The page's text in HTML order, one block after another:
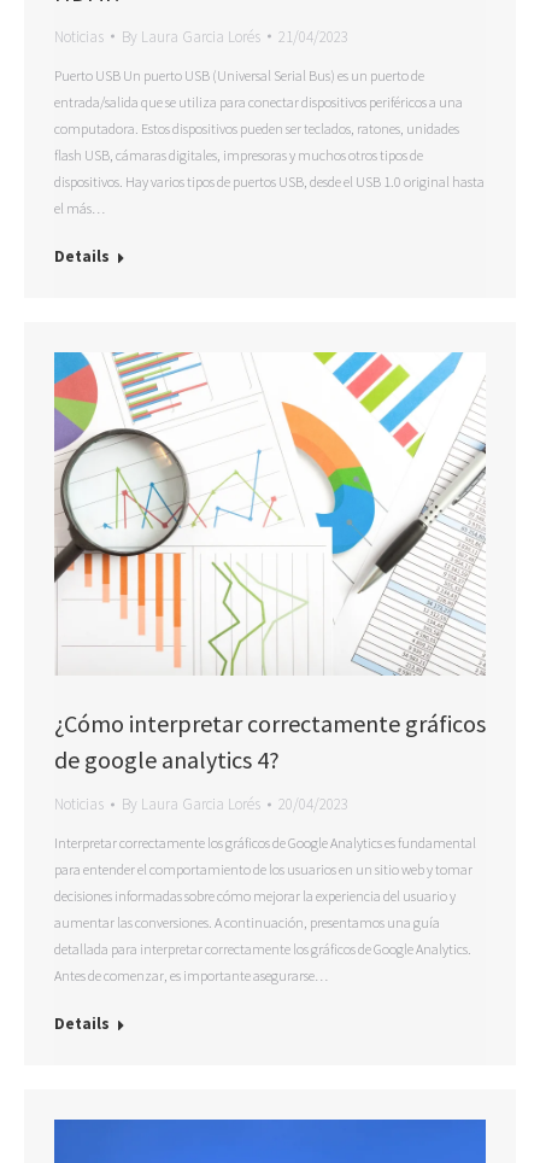
Noticias By Laura Garcia Lorés 21/04/2023
Puerto USB Un puerto USB (Universal Serial Bus) es un puerto de
entrada/salida que se utiliza para conectar dispositivos periféricos a una
computadora. Estos dispositivos pueden ser teclados, ratones, unidades
flash USB, cámaras digitales, impresoras y muchos otros tipos de
dispositivos. Hay varios tipos de puertos USB, desde el USB 1.0 original hasta
el más…
Details
¿Cómo interpretar correctamente gráficos
de google analytics 4?
Noticias By Laura Garcia Lorés 20/04/2023
Interpretar correctamente los gráficos de Google Analytics es fundamental
para entender el comportamiento de los usuarios en un sitio web y tomar
decisiones informadas sobre cómo mejorar la experiencia del usuario y
aumentar las conversiones. A continuación, presentamos una guía
detallada para interpretar correctamente los gráficos de Google Analytics.
Antes de comenzar, es importante asegurarse…
Details